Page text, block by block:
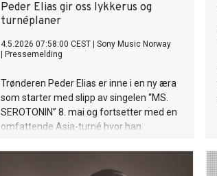
Peder Elias gir oss lykkerus og
turnéplaner
4.5.2026 07:58:00 CEST
Sony Music Norway
Pressemelding
Trønderen Peder Elias er inne i en ny æra
som starter med slipp av singelen “MS.
SEROTONIN” 8. mai og fortsetter med en
omfattende Asia-turné hvor han